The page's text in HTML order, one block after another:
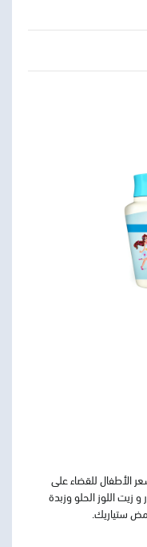
الأطفال للقضاء على
زيت اللوز الحلو وزبدة
ستياريك.